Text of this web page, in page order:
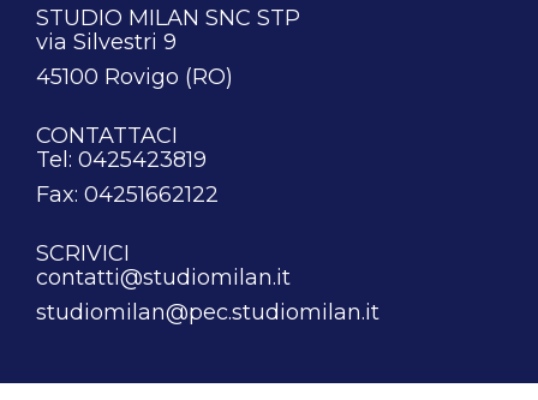
STUDIO MILAN SNC STP
via Silvestri 9
45100 Rovigo (RO)
CONTATTACI
Tel: 0425423819
Fax: 04251662122
SCRIVICI
contatti@studiomilan.it
studiomilan@pec.studiomilan.it